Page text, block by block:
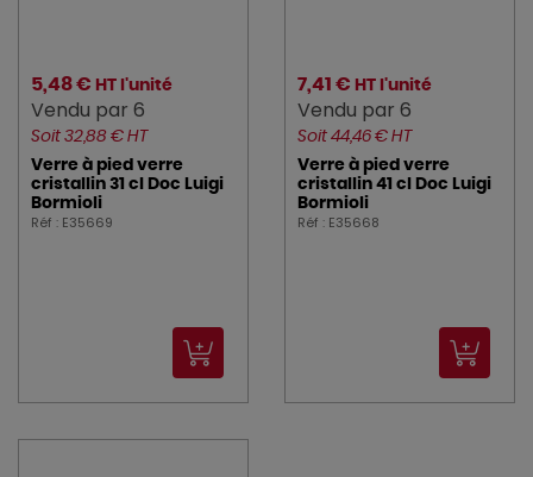
5,48 € HT l'unité
Vendu par 6
Soit 32,88 € HT
Verre à pied verre
cristallin 31 cl Doc Luigi
Bormioli
Réf : E35669
7,41 € HT l'unité
Vendu par 6
Soit 44,46 € HT
Verre à pied verre
cristallin 41 cl Doc Luigi
Bormioli
Réf : E35668